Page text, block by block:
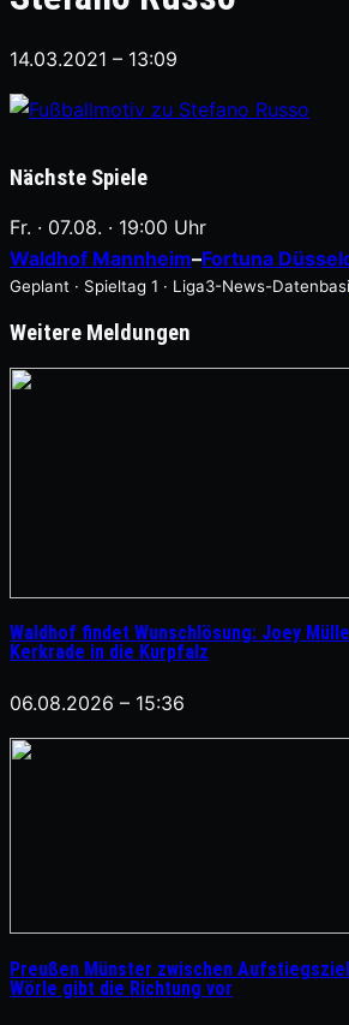
14.03.2021 – 13:09
Nächste Spiele
Fr. · 07.08. · 19:00 Uhr
Waldhof Mannheim–Fortuna
Geplant · Spieltag 1 · Liga3-News-
Weitere Meldungen
Waldhof findet Wunschlösung: Joey
Kerkrade in die Kurpfalz
06.08.2026 – 15:36
Preußen Münster zwischen
Wörle gibt die Richtung vor